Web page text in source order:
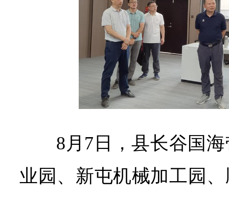
8月7日，县长谷国
业园、新屯机械加工园